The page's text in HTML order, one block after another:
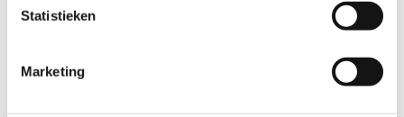
Statistieken
Marketing
wisselen precies wie, wat en wanneer moet doen. Je ziet
het immers gewoon voor je neus staan. Voor de jonge
chefs is deze digitale ondersteuning ook gewoon het
nieuwe normaal. Zij werken al met het systeem tijdens
hun opleiding en zijn er nog handiger mee dan ik! De